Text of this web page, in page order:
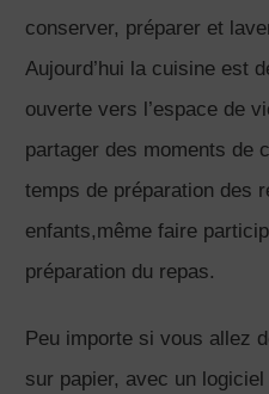
conserver, préparer et
Aujourd’hui la cuisine est
ouverte vers l’espace de
partager des moments de
temps de préparation des
enfants,même faire
préparation du repas.
Peu importe si vous allez
sur papier, avec un